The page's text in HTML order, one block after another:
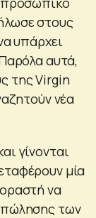
στους
υπάρχει
αυτά,
της Virgin
νέα
γίνονται
μία
να
πώλησης των